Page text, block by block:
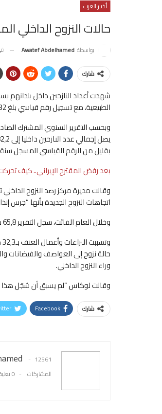
أخبار العرب
حالات النزوح الداخلي
بواسطة Awatef Abdelhamed
شارك
شهدت أعداد النازحين داخل بلدانهم
الطبيعية، مع تسجيل رقم قياسي بلغ 32 مليون حالة نزوح، لا سيما في إيران وجمهورية الكونغو الديمقراطية.
بقليل من الرقم القياسي المسجل سنة 2024.
بعد رفض المقترح الإيراني.. كيف
وقالت مديرة مركز رصد النزوح
اتجاهات النزوح الجديدة بأنها “جرس
وخلال العام الفائت، سجل التقرير 65,8 مليون حالة نزوح داخلي جديدة، بينها لأشخاص أُجبروا على ترك مناطقهم مرات عدة.
حالة نزوح إلى العواصف والفيضانات
وراء النزوح الداخلي.
وقالت لوكاس “لم يسبق أن سُجّل هذا
شارك Facebook
12561
المشاركات
0 تعليقات